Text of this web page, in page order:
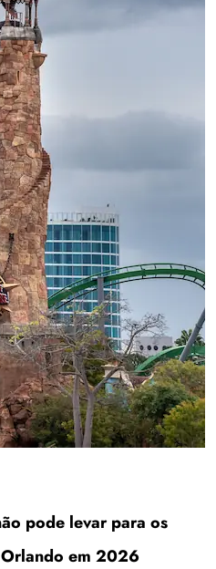
precisa saber: Universal
2024
tudo o que você
2024
icônica roda-gigante de
2024
Tiana chega ao
2024
aos parques da
pode levar para os
em 2026